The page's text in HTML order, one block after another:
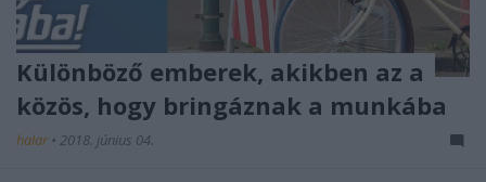
Különböző emberek, akikben az a
közös, hogy bringáznak a munkába
halar • 2018. június 04.